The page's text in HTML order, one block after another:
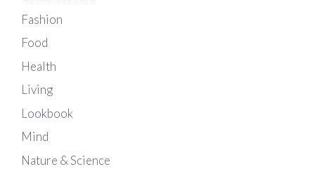
Fashion
Food
Health
Living
Lookbook
Mind
Nature & Science